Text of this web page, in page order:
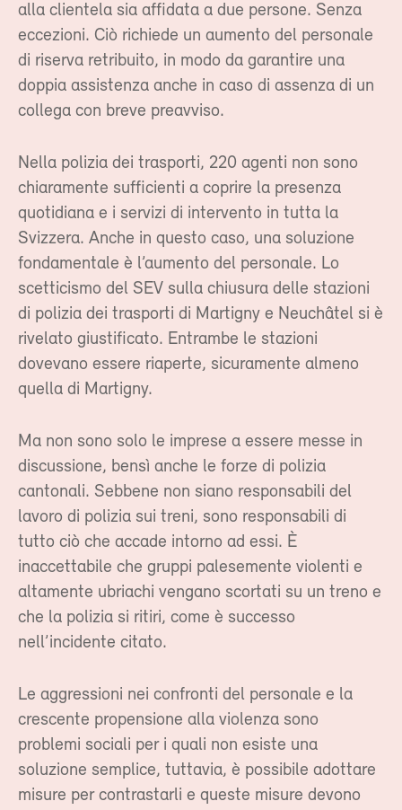
alla clientela sia affidata a due persone. Senza
eccezioni. Ciò richiede un aumento del personale
di riserva retribuito, in modo da garantire una
doppia assistenza anche in caso di assenza di un
collega con breve preavviso.
Nella polizia dei trasporti, 220 agenti non sono
chiaramente sufficienti a coprire la presenza
quotidiana e i servizi di intervento in tutta la
Svizzera. Anche in questo caso, una soluzione
fondamentale è l’aumento del personale. Lo
scetticismo del SEV sulla chiusura delle stazioni
di polizia dei trasporti di Martigny e Neuchâtel si è
rivelato giustificato. Entrambe le stazioni
dovevano essere riaperte, sicuramente almeno
quella di Martigny.
Ma non sono solo le imprese a essere messe in
discussione, bensì anche le forze di polizia
cantonali. Sebbene non siano responsabili del
lavoro di polizia sui treni, sono responsabili di
tutto ciò che accade intorno ad essi. È
inaccettabile che gruppi palesemente violenti e
altamente ubriachi vengano scortati su un treno e
che la polizia si ritiri, come è successo
nell’incidente citato.
Le aggressioni nei confronti del personale e la
crescente propensione alla violenza sono
problemi sociali per i quali non esiste una
soluzione semplice, tuttavia, è possibile adottare
misure per contrastarli e queste misure devono